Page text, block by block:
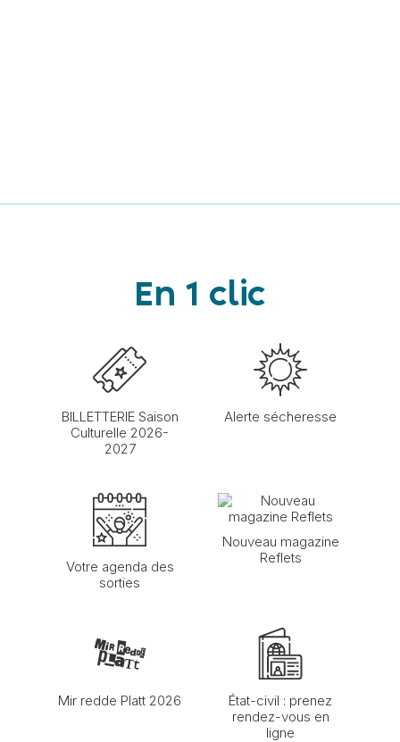
En 1 clic
BILLETTERIE Saison
Culturelle 2026-
2027
Alerte sécheresse
Votre agenda des
sorties
Nouveau magazine
Reflets
Mir redde Platt 2026
État-civil : prenez
rendez-vous en
ligne